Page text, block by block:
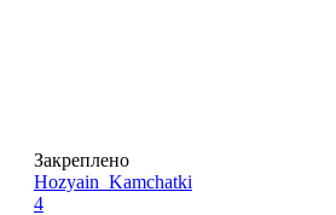
Закреплено
Hozyain_Kamchatki
4